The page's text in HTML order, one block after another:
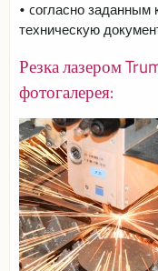
• cогласно
техническую
Резка лазером
фотогалерея: